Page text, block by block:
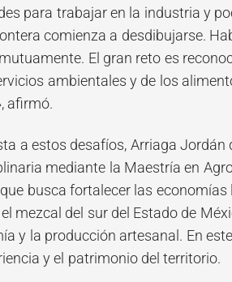
para trabajar en la industria y
comienza a desdibujarse.
El gran reto es
ambientales y de los
afirmó.
a estos desafíos, Arriaga
mediante la Maestría en
busca fortalecer las
mezcal del sur del Estado de
y la producción artesanal. En
y el patrimonio del territorio.